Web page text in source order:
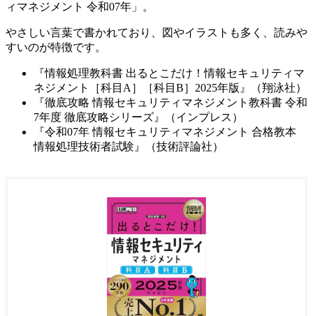
ィマネジメント 令和07年」。
やさしい言葉で書かれており、図やイラストも多く、読みや
すいのが特徴です。
『情報処理教科書 出るとこだけ！情報セキュリティマ
ネジメント［科目A］［科目B］2025年版』（翔泳社）
『徹底攻略 情報セキュリティマネジメント教科書 令和
7年度 徹底攻略シリーズ』（インプレス）
『令和07年 情報セキュリティマネジメント 合格教本
情報処理技術者試験』（技術評論社）